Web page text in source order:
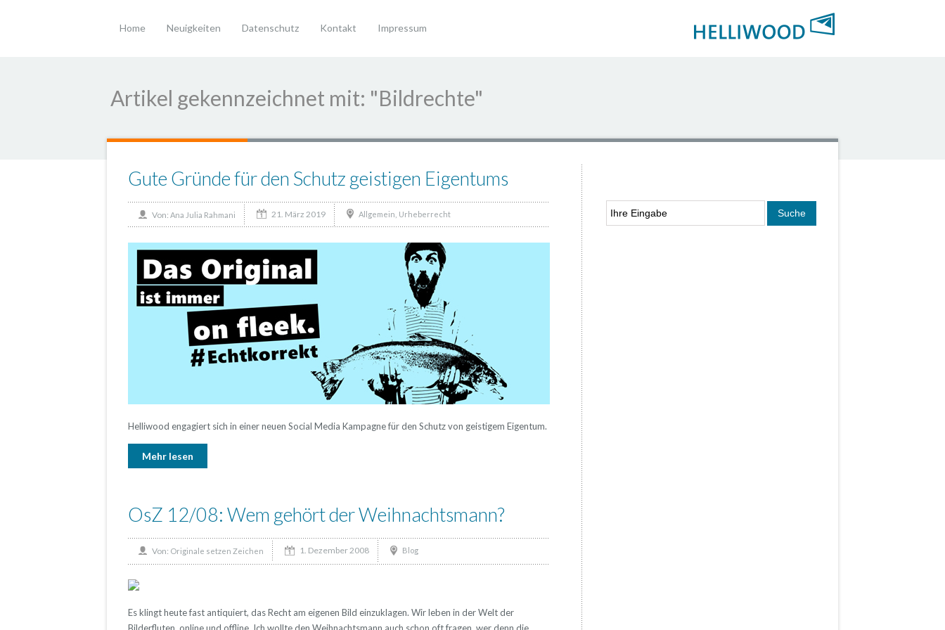
Home Neuigkeiten Datenschutz Kontakt Impressum
Artikel gekennzeichnet mit: "Bildrechte"
Gute Gründe für den Schutz geistigen Eigentums
Von: Ana Julia Rahmani 21. März 2019 Allgemein, Urheberrecht
Helliwood engagiert sich in einer neuen Social Media Kampagne für den Schutz von geistigem Eigentum.
Mehr lesen
OsZ 12/08: Wem gehört der Weihnachtsmann?
Von: Originale setzen Zeichen 1. Dezember 2008 Blog
Es klingt heute fast antiquiert, das Recht am eigenen Bild einzuklagen. Wir leben in der Welt der